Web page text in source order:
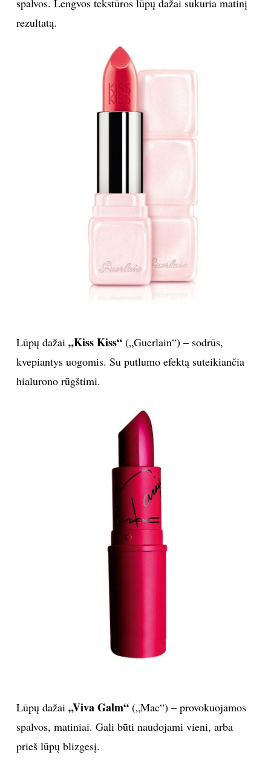
spalvos. Lengvos tekstūros lūpų dažai sukuria matinį
rezultatą.
Lūpų dažai „Kiss Kiss“(„Guerlain“) – sodrūs,
kvepiantys uogomis. Su putlumo efektą suteikiančia
hialurono rūgštimi.
Lūpų dažai „Viva Galm“(„Mac“) – provokuojamos
spalvos, matiniai. Gali būti naudojami vieni, arba
prieš lūpų blizgesį.